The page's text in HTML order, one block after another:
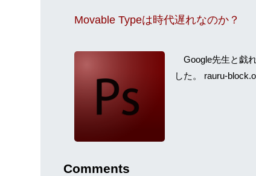
Movable Typeは時代遅れなのか？
Google先生と戯
した。 rauru-
Comments